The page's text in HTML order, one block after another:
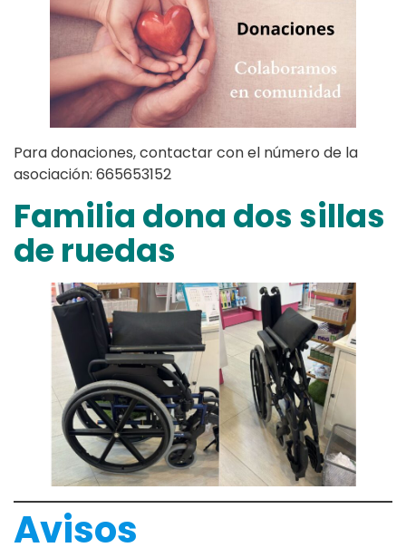
Para donaciones, contactar con el número de la
asociación: 665653152
Familia dona dos sillas
de ruedas
Avisos